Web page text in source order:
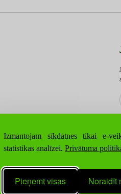
Izmantojam sīkdatnes tikai e-
statistikas analīzei. Privātuma
Pieņemt visas Noraidīt
tiesības aizsargātas.